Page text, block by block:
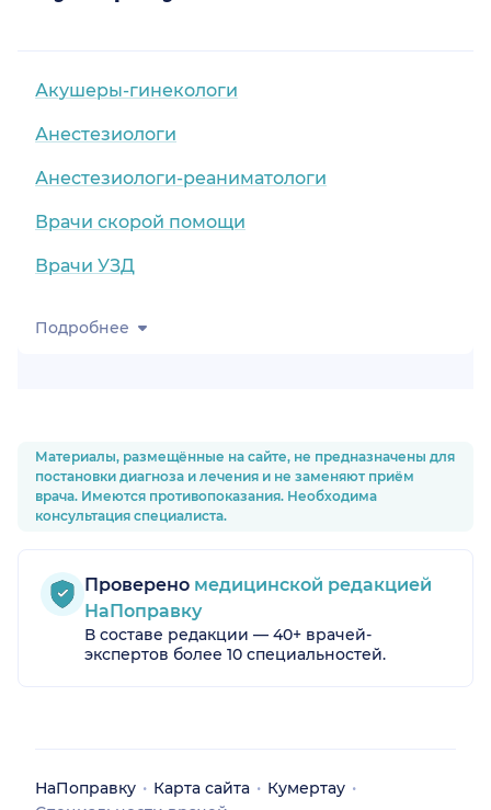
Акушеры-гинекологи
Анестезиологи
Анестезиологи-реаниматологи
Врачи скорой помощи
Врачи УЗД
Подробнее
Материалы, размещённые на сайте, не предназначены для
постановки диагноза и лечения и не заменяют приём
врача. Имеются противопоказания. Необходима
консультация специалиста.
Проверено медицинской редакцией
НаПоправку
В составе редакции — 40+ врачей-
экспертов более 10 специальностей.
НаПоправку Карта сайта
Кумертау